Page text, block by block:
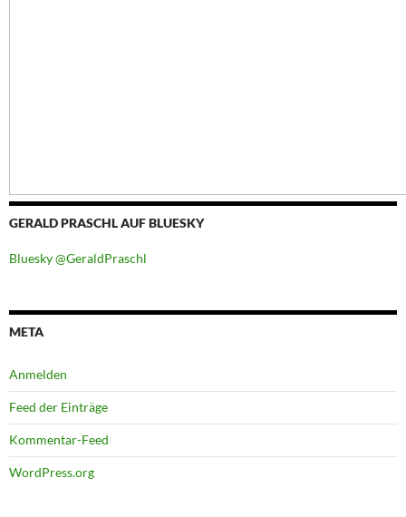
GERALD PRASCHL AUF BLUESKY
Bluesky @GeraldPraschl
META
Anmelden
Feed der Einträge
Kommentar-Feed
WordPress.org